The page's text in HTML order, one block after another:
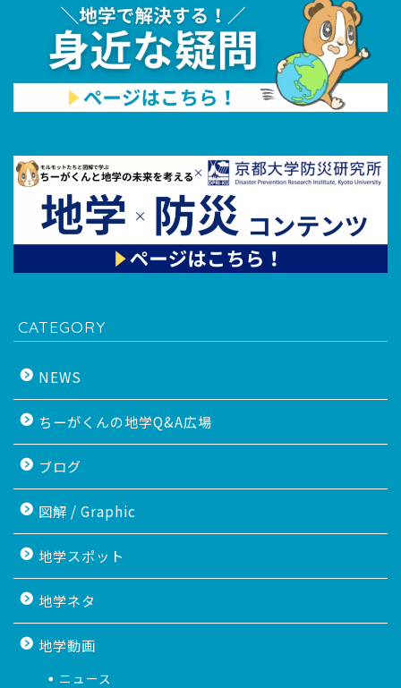
CATEGORY
NEWS
ちーがくんの地学Q&A広場
ブログ
図解 / Graphic
地学スポット
地学ネタ
地学動画
ニュース